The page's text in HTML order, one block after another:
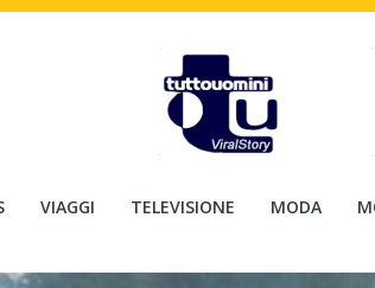
VIAGGI TELEVISIONE MODA